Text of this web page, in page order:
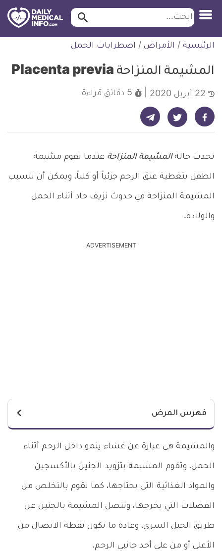
التخطي
للمحتوى
ابحث ابحث…
الرئيسية / الأمراض / اضطرابات الحمل
المشيمة المنزاحة Placenta previa
5 دقائق قراءة
شارك على فيسبوك - ديلي ميديكال انفو شارك على تويتر - ديلي ميديكال انفو شارك على تيليجرام - ديلي ميديكال انفو
تحدث حالة المشيمة المنزاحة عندما تقوم مشيمة
الطفل بتغطية عنق الرحم جزئياً أو كلياً، ويمكن أن تتسبب
المشيمة المنزاحة في حدوث نزيف حاد أثناء الحمل
والولادة.
ADVERTISEMENT
فهرس المرض
والمشيمة هى عبارة عن غشاء ينمو داخل الرحم أثناء
الحمل، وتقوم المشيمة بتزويد الجنين بالأكسجين
والمواد الغذائية التي يحتاجها، كما تقوم بالتخلص من
الفضلات التي يخرجها، وتتصل المشيمة بالجنين عن
طريق الحبل السري، وعادة ما تكون نقطة الاتصال من
الأعلى أو من على أحد جانبي الرحم.